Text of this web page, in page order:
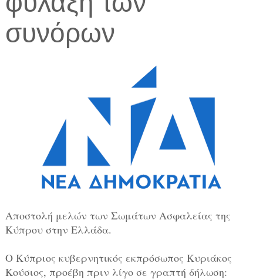
συνόρων
Aποστολή μελών των Σωμάτων Ασφαλείας της
Κύπρου στην Ελλάδα.
Ο Κύπριος κυβερνητικός εκπρόσωπος Κυριάκος
Κούσιος, προέβη πριν λίγο σε γραπτή δήλωση: